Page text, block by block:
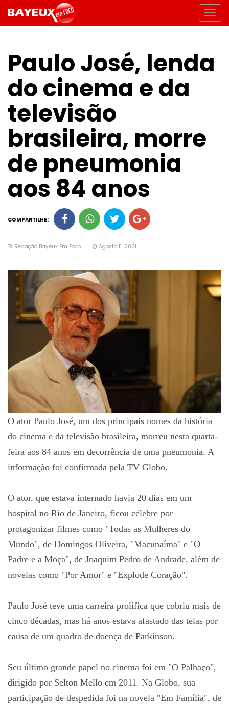
Paulo José, lenda
do cinema e da
televisão
brasileira, morre
de pneumonia
aos 84 anos
COMPARTILHE:
Redação Bayeux Em Foco Agosto 11, 2021
O ator Paulo José, um dos principais nomes da história
do cinema e da televisão brasileira, morreu nesta quarta-
feira aos 84 anos em decorrência de uma pneumonia. A
informação foi confirmada pela TV Globo.
O ator, que estava internado havia 20 dias em um
hospital no Rio de Janeiro, ficou célebre por
protagonizar filmes como "Todas as Mulheres do
Mundo", de Domingos Oliveira, "Macunaíma" e "O
Padre e a Moça", de Joaquim Pedro de Andrade, além de
novelas como "Por Amor" e "Explode Coração".
Paulo José teve uma carreira prolífica que cobriu mais de
cinco décadas, mas há anos estava afastado das telas por
causa de um quadro de doença de Parkinson.
Seu último grande papel no cinema foi em "O Palhaço",
dirigido por Selton Mello em 2011. Na Globo, sua
participação de despedida foi na novela "Em Família", de